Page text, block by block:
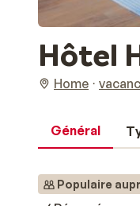
Hôtel
Home
Général
Populaire